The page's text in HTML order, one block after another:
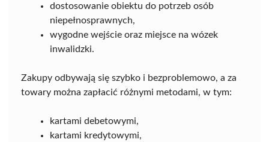
dostosowanie obiektu do potrzeb osób
niepełnosprawnych,
wygodne wejście oraz miejsce na wózek
inwalidzki.
Zakupy odbywają się szybko i bezproblemowo, a za
towary można zapłacić różnymi metodami, w tym:
kartami debetowymi,
kartami kredytowymi,